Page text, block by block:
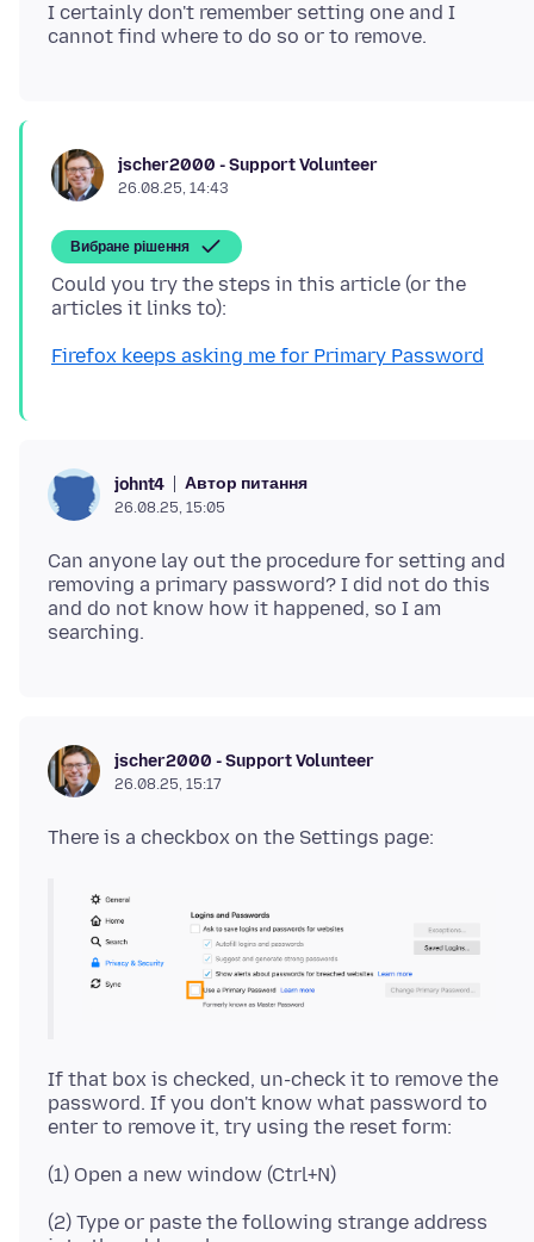
I certainly don't remember setting one and I
jscher2000 - Support Volunteer
26.08.25, 14:43
Вибране рішення
Could you try the steps in this article (or the
Firefox keeps asking me for Primary Password
johnt4 Автор питання
26.08.25, 15:05
Can anyone lay out the procedure for setting and
removing a primary password? I did not do this
and do not know how it happened, so I am
jscher2000 - Support Volunteer
26.08.25, 15:17
If that box is checked, un-check it to remove the
password. If you don't know what password to
(2) Type or paste the following strange address